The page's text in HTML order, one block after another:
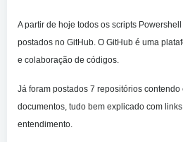
A partir de hoje todos os scripts
postados no GitHub. O GitHub é uma
e colaboração de códigos.
Já foram postados 7 repositórios
documentos, tudo bem explicado com
entendimento.